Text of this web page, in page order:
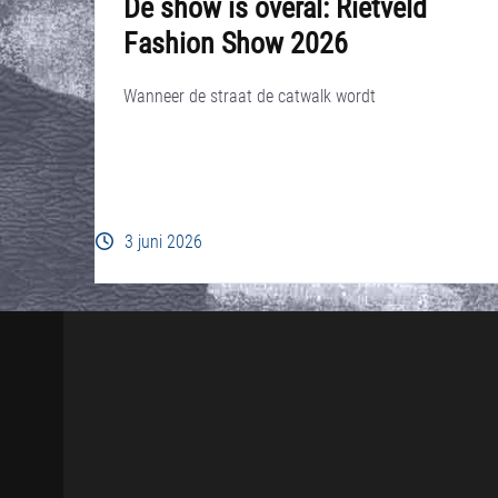
Fashion Show 2026
Wanneer de straat de catwalk wordt
3 juni 2026